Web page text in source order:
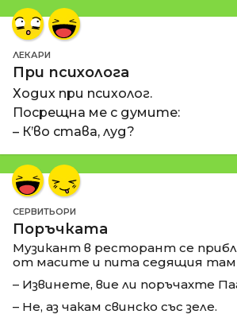
ЛЕКАРИ
При психолога
Ходих при психолог.
Посрещна ме с думите:
– К’во става, луд?
СЕРВИТЬОРИ
Поръчката
Музикант в ресторант се
от масите и пита седящия
– Извинете, вие ли поръчахте
– Не, аз чакам свинско със зеле.